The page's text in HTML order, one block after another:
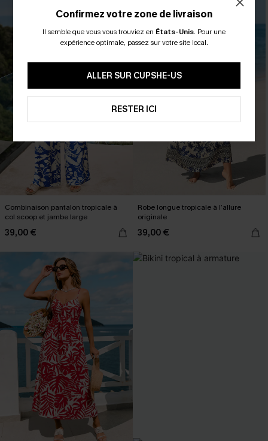
Combinaison pantalon tropicale à
col scoop et jambe large
39,00 €
Robe longue tropicale à l’allure
originale
39,00 €
Confirmez votre zone de livraison
Il semble que vous vous trouviez en États-Unis. Pour une
expérience optimale, passez sur votre site local.
ALLER SUR CUPSHE-US
RESTER ICI